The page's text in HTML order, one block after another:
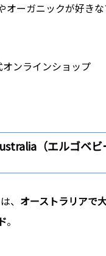
オーガニックが好き
ンラインショップ
（エルゴベビ
、 オーストラリアで
。